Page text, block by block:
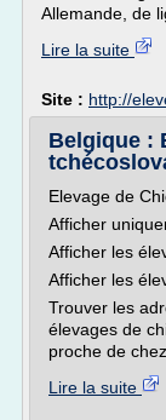
Allemande, de
Lire la suite
Site : http://
Belgique :
Elevage de
Afficher
Afficher les
Afficher les
Trouver les
élevages de
proche de
Lire la suite